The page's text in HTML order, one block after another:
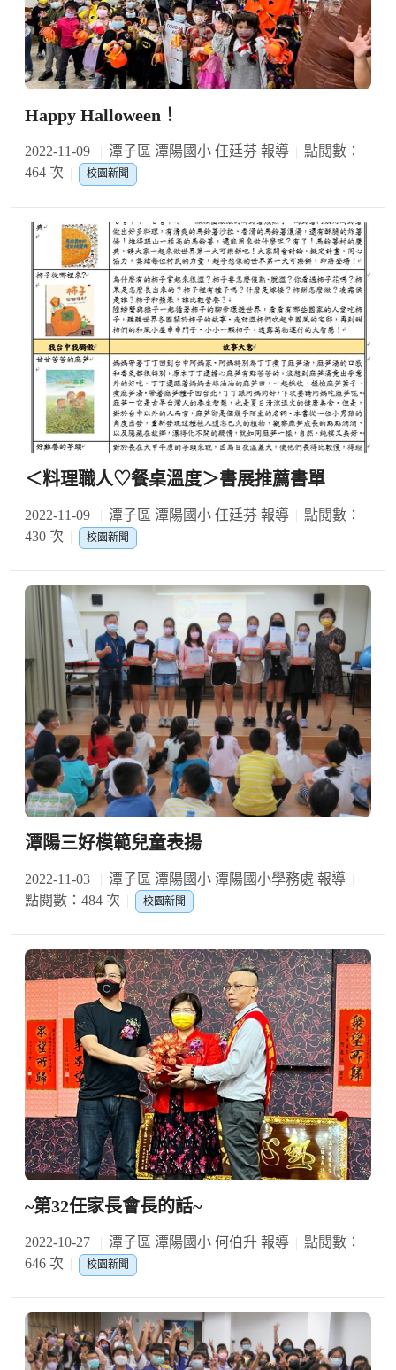
Happy Halloween！
2022-11-09 潭子區 潭陽國小 任廷芬 報導
點閱數：
464 次
校園新聞
＜料理職人♡餐桌溫度＞書展推薦書單
2022-11-09 潭子區 潭陽國小 任廷芬 報導
點閱數：
430 次
校園新聞
潭陽三好模範兒童表揚
2022-11-03
潭子區 潭陽國小 潭陽國小學務處 報導
點閱數：484 次
校園新聞
~第32任家長會長的話~
2022-10-27 潭子區 潭陽國小 何伯升 報導
點閱數：
646 次
校園新聞